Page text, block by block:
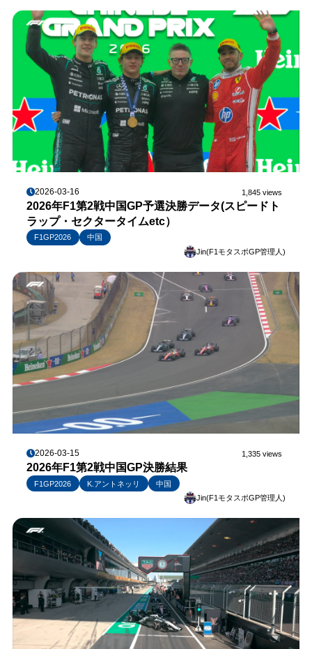
2026-03-16 1,845 views
2026年F1第2戦中国GP予選決勝データ(スピードト
ラップ・セクタータイムetc）
F1GP2026
中国
Jin(F1モタスポGP管理人)
2026-03-15 1,335 views
2026年F1第2戦中国GP決勝結果
F1GP2026 K.アントネッリ
中国
Jin(F1モタスポGP管理人)